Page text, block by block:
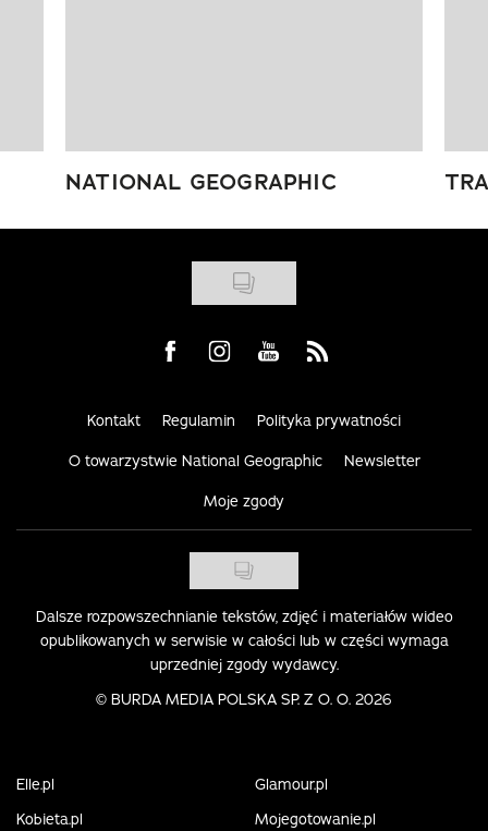
NATIONAL GEOGRAPHIC
Visit us on Facebook
Visit us on Instagram
Visit us on Youtube
Visit us on Rss
Kontakt Regulamin Polityka prywatności
O towarzystwie National Geographic Newsletter
Moje zgody
Dalsze rozpowszechnianie tekstów, zdjęć i materiałów wideo
opublikowanych w serwisie w całości lub w części wymaga
uprzedniej zgody wydawcy.
© BURDA MEDIA POLSKA SP. Z O. O. 2026
Elle.pl
Glamour.pl
Kobieta.pl
Mojegotowanie.pl